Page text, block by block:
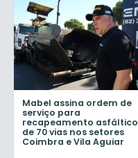
Mabel assina ordem de
serviço para
recapeamento asfáltico
de 70 vias nos setores
Coimbra e Vila Aguiar